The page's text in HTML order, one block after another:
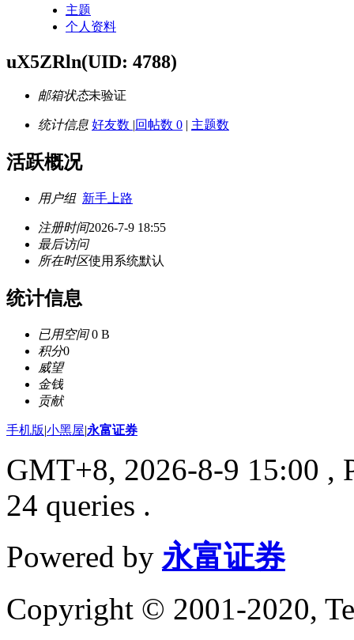
主题
个人资料
uX5ZRln(UID: 4788)
邮箱状态未验证
统计信息 好友数 |回帖数 0 | 主题数
活跃概况
用户组 新手上路
注册时间2026-7-9 18:55
最后访问
所在时区使用系统默认
统计信息
已用空间0 B
积分0
威望
金钱
贡献
手机版|小黑屋|永富证券
GMT+8, 2026-8-9 15:00 ,
24 queries .
Powered by 永富证券
Copyright © 2001-2020,